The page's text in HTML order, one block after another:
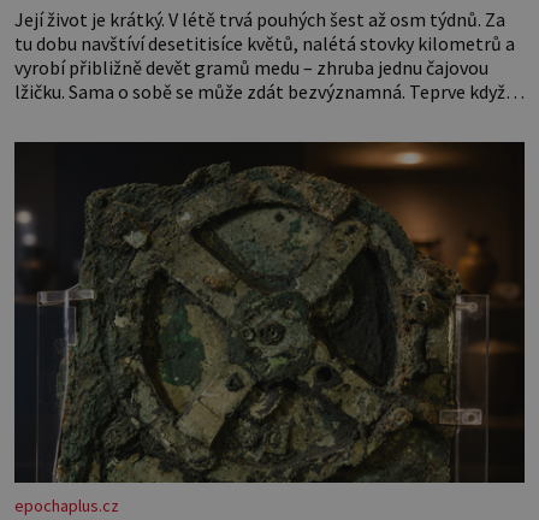
Její život je krátký. V létě trvá pouhých šest až osm týdnů. Za
tu dobu navštíví desetitisíce květů, nalétá stovky kilometrů a
vyrobí přibližně devět gramů medu – zhruba jednu čajovou
lžičku. Sama o sobě se může zdát bezvýznamná. Teprve když
vznikne jeden z nejdokonalejších organismů
epochaplus.cz